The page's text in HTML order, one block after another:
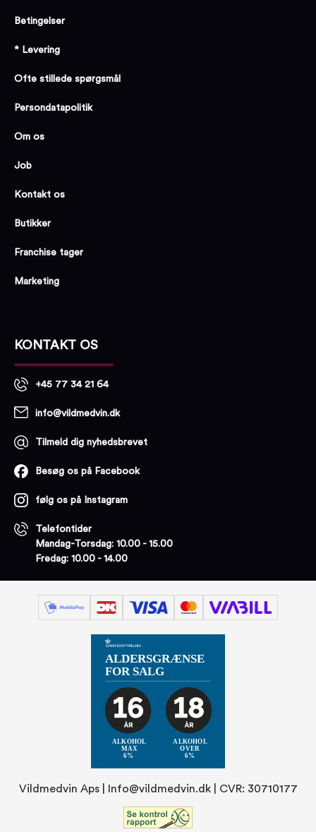
Betingelser
* Levering
Ofte stillede spørgsmål
Persondatapolitik
Om os
Job
Kontakt os
Butikker
Franchise tager
Marketing
KONTAKT OS
+45 77 34 21 64
info@vildmedvin.dk
Tilmeld dig nyhedsbrevet
Besøg os på Facebook
følg os på Instagram
Telefontider
Mandag-Torsdag: 10.00 - 15.00
Fredag: 10.00 - 14.00
Vildmedvin Aps | Info@vildmedvin.dk| CVR: 30710177